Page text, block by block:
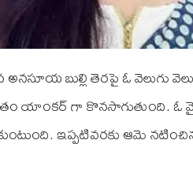
బుల్లి తెరపై ఓ వెలుగు
యాంకర్ గా కొనసాగుతుంది. ఓ
ఇప్పటివరకు ఆమె